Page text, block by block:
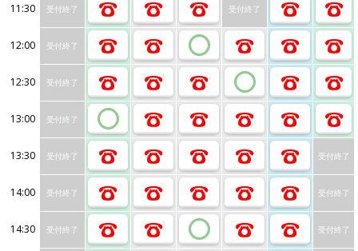
11:30 受付終了 受付終了
12:00 受付終了
12:30 受付終了
13:00 受付終了
13:30 受付終了 受付終了
14:00 受付終了 受付終了
14:30 受付終了 受付終了